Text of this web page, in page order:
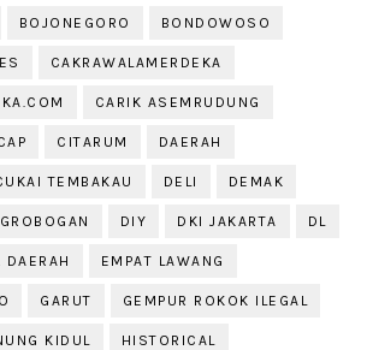
BOJONEGORO BONDOWOSO
CAKRAWALAMERDEKA
CARIK ASEMRUDUNG
CITARUM DAERAH
TEMBAKAU DELI DEMAK
DIY DKI JAKARTA DL
DAERAH EMPAT LAWANG
GARUT GEMPUR ROKOK ILEGAL
KIDUL HISTORICAL